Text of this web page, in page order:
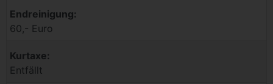
Endreinigung:
60,- Euro
Kurtaxe:
Entfällt